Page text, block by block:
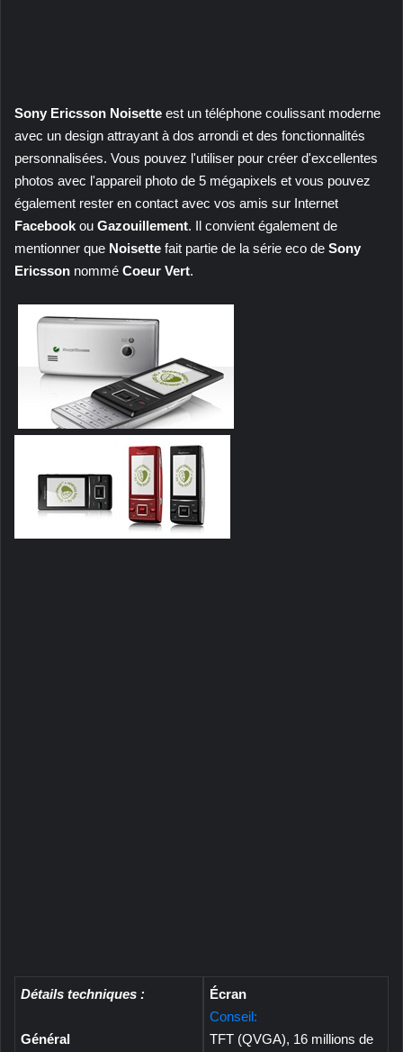
Sony Ericsson Noisette est un téléphone coulissant moderne
avec un design attrayant à dos arrondi et des fonctionnalités
personnalisées. Vous pouvez l'utiliser pour créer d'excellentes
photos avec l'appareil photo de 5 mégapixels et vous pouvez
également rester en contact avec vos amis sur Internet
Facebook ou Gazouillement. Il convient également de
mentionner que Noisette fait partie de la série eco de Sony
Ericsson nommé Coeur Vert.
Détails techniques :
Général
Écran
Conseil:
TFT (QVGA), 16 millions de